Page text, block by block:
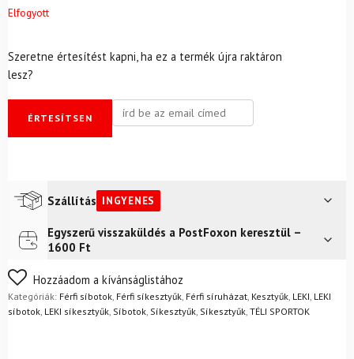
Elfogyott
Szeretne értesítést kapni, ha ez a termék újra raktáron
lesz?
ÉRTESÍTSEN
Szállítás INGYENES
Futár a címreIngyenes
Egyszerű visszaküldés a PostFoxon keresztül –
1600 Ft
Nem biztos a választásában? Semmi gond – a terméket
egyszerűen visszaküldheti 14 napon belül, indoklás nélkül.
Mik a visszaküldés feltételei?
Hozzáadom a kívánságlistához
Kategóriák: Férfi síbotok, Férfi síkesztyűk, Férfi síruházat, Kesztyűk, LEKI, LEKI
síbotok, LEKI síkesztyűk, Síbotok, Síkesztyűk, Síkesztyűk, TÉLI SPORTOK